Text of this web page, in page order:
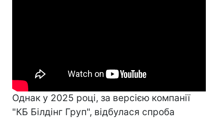
Однак у 2025 році, за версією компанії
"КБ Білдінг Груп", відбулася спроба